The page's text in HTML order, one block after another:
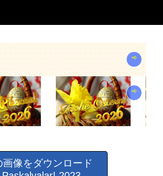
⇨
⇨
画像をダウンロード